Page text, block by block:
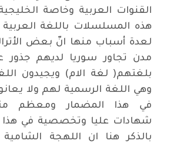
القنوات العربية وخاصة
هذه المسلسلات باللغة
لعدة أسباب منها انّ بعض
مدن تجاور سوريا لديهم جذور
بلغتهم( لغة الام) ويجيدون
وهي اللغة الرسمية لهم ولا
في هذا المضمار ومعظم
شهادات عليا وتخصصية في هذا
بالذكر هنا ان اللهجة